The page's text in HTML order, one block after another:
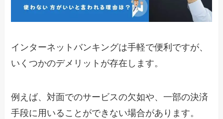
インターネットバンキングは手軽で便利ですが、
いくつかのデメリットが存在します。
例えば、対面でのサービスの欠如や、一部の決済
手段に用いることができない場合があります。